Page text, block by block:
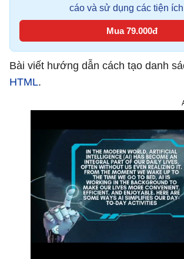
cáo và sử dụng các tiện ích
Mua 79.000đ
Bài viết hướng dẫn cách tạo danh
HTML.